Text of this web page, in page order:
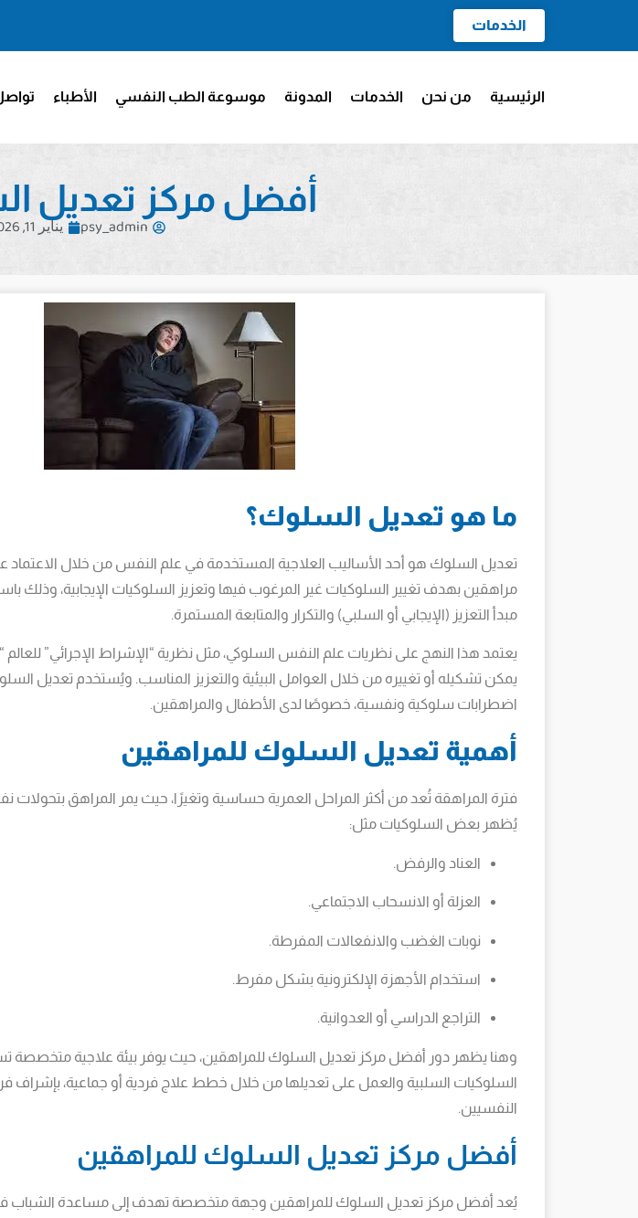
الخدمات
الرئيسية من نحن الخدمات المدونة موسوعة الطب النفسي الأطباء
أفضل مركز تعديل
psy_admin يناير 11, 2026
ما هو تعديل السلوك؟
تعديل السلوك هو أحد الأساليب العلاجية المستخدمة في علم النفس من خلال
مراهقين بهدف تغيير السلوكيات غير المرغوب فيها وتعزيز السلوكيات الإيجابية، وذلك
مبدأ التعزيز (الإيجابي أو السلبي) والتكرار والمتابعة المستمرة.
يعتمد هذا النهج على نظريات علم النفس السلوكي، مثل نظرية “الإشراط الإجرائي”
يمكن تشكيله أو تغييره من خلال العوامل البيئية والتعزيز المناسب. ويُستخدم تعديل
اضطرابات سلوكية ونفسية، خصوصًا لدى الأطفال والمراهقين.
أهمية تعديل السلوك للمراهقين
فترة المراهقة تُعد من أكثر المراحل العمرية حساسية وتغيرًا، حيث يمر المراهق بتحولات
يُظهر بعض السلوكيات مثل:
العناد والرفض.
العزلة أو الانسحاب الاجتماعي.
نوبات الغضب والانفعالات المفرطة.
استخدام الأجهزة الإلكترونية بشكل مفرط.
التراجع الدراسي أو العدوانية.
وهنا يظهر دور أفضل مركز تعديل السلوك للمراهقين، حيث يوفر بيئة علاجية
السلوكيات السلبية والعمل على تعديلها من خلال خطط علاج فردية أو جماعية، بإشراف
النفسيين.
أفضل مركز تعديل السلوك للمراهقين
يُعد أفضل مركز تعديل السلوك للمراهقين وجهة متخصصة تهدف إلى مساعدة الشباب في